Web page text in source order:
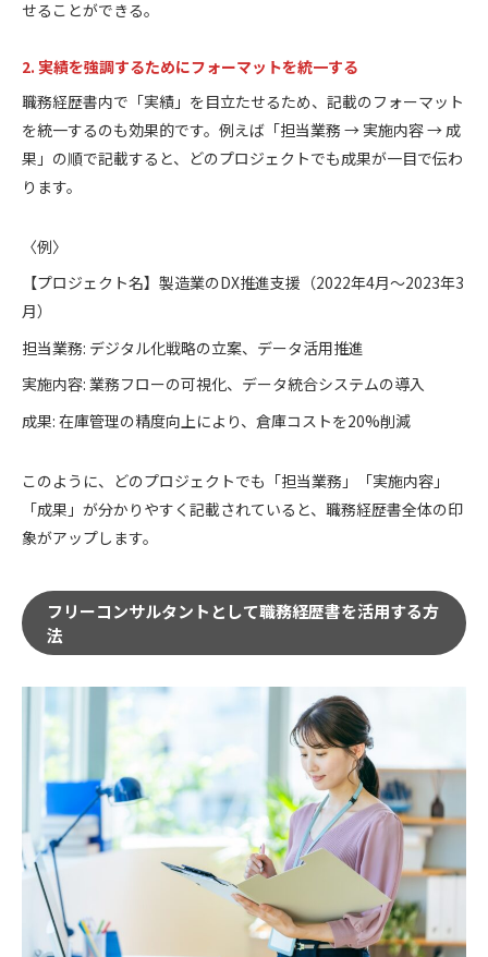
せることができる。
2. 実績を強調するためにフォーマットを統一する
職務経歴書内で「実績」を目立たせるため、記載のフォーマット
を統一するのも効果的です。例えば「担当業務 → 実施内容 → 成
果」の順で記載すると、どのプロジェクトでも成果が一目で伝わ
ります。
〈例〉
【プロジェクト名】製造業のDX推進支援（2022年4月～2023年3
月）
担当業務: デジタル化戦略の立案、データ活用推進
実施内容: 業務フローの可視化、データ統合システムの導入
成果: 在庫管理の精度向上により、倉庫コストを20%削減
このように、どのプロジェクトでも「担当業務」「実施内容」
「成果」が分かりやすく記載されていると、職務経歴書全体の印
象がアップします。
フリーコンサルタントとして職務経歴書を活用する方
法